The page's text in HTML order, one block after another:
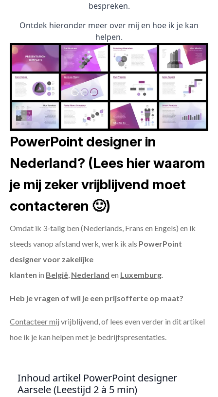
bespreken.
Ontdek hieronder meer over mij en hoe ik je kan
helpen.
PowerPoint designer in
Nederland? (Lees hier waarom
je mij zeker vrijblijvend moet
contacteren 🙂)
Omdat ik 3-talig ben (Nederlands, Frans en Engels) en ik
steeds vanop afstand werk, werk ik als PowerPoint
designer voor zakelijke
klanten in België, Nederland en Luxemburg.
Heb je vragen of wil je een prijsofferte op maat?
Contacteer mij vrijblijvend, of lees even verder in dit artikel
hoe ik je kan helpen met je bedrijfspresentaties.
Inhoud artikel PowerPoint designer
Aarsele (Leestijd 2 à 5 min)